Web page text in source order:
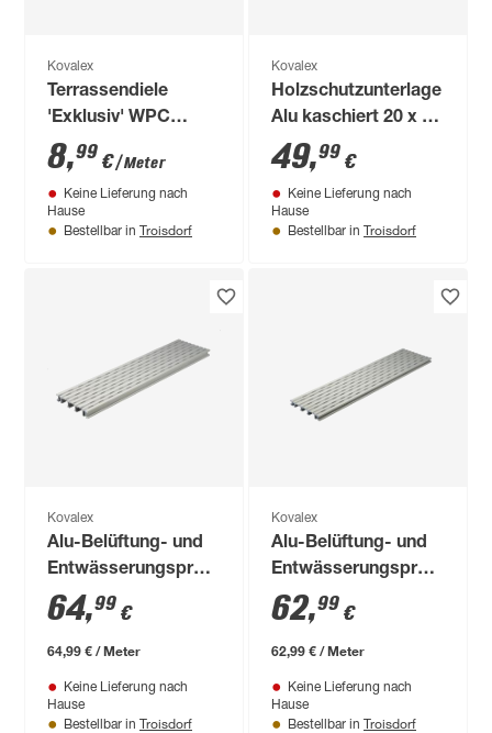
Kovalex
Terrassendiele
'Exklusiv' WPC
graubraun 1000 x
145 x 26 mm
8,99 €/ Meter
Keine Lieferung nach
Hause
Bestellbar in Troisdorf
Kovalex
Holzschutzunterlage
Alu kaschiert 20 x 20
x 0,5 cm, 30 Stück
49,99 €
Keine Lieferung nach
Hause
Bestellbar in Troisdorf
Kovalex
Alu-Belüftung- und
Entwässerungsprofil
silbern 100 x 15 x 2,6
cm
64,99 €
64,99 € / Meter
Keine Lieferung nach
Hause
Bestellbar in Troisdorf
Kovalex
Alu-Belüftung- und
Entwässerungsprofil
silbern 100 x 15 x 2
cm
62,99 €
62,99 € / Meter
Keine Lieferung nach
Hause
Bestellbar in Troisdorf